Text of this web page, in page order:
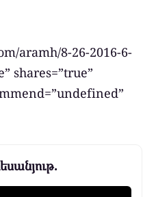
aramh/8-26-2016-6-
shares=”true”